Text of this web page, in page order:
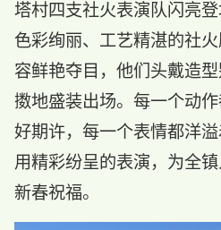
塔村四支社火表演队闪亮
色彩绚丽、工艺精湛的社
容鲜艳夺目，他们头戴造
擞地盛装出场。每一个动
好期许，每一个表情都洋溢
用精彩纷呈的表演，为全
新春祝福。